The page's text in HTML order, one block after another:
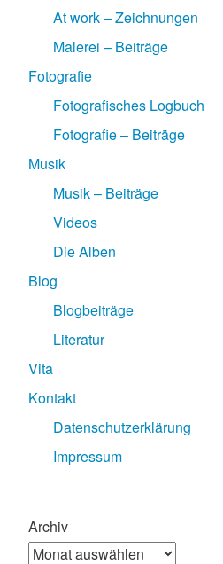
At work – Zeichnungen
Malerei – Beiträge
Fotografie
Fotografisches Logbuch
Fotografie – Beiträge
Musik
Musik – Beiträge
Videos
Die Alben
Blog
Blogbeiträge
Literatur
Vita
Kontakt
Datenschutzerklärung
Impressum
Archiv